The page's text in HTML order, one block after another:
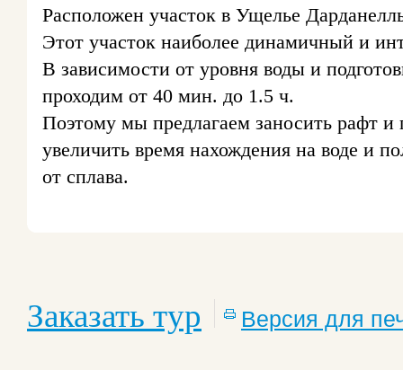
Расположен участок в Ущелье
Этот участок наиболее динамичный и
В зависимости от уровня воды и
проходим от 40 мин. до 1.5 ч.
Поэтому мы предлагаем заносить рафт и
увеличить время нахождения на воде и
от сплава.
Заказать тур Версия для